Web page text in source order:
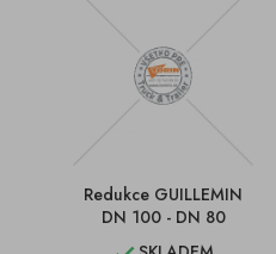
Redukce GUILLEMIN
DN 100 - DN 80